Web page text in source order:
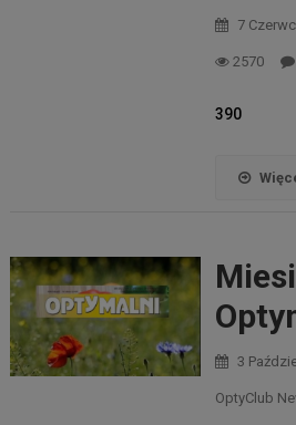
7
2570
390
3
OptyClub